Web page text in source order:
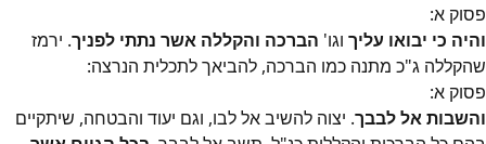
פסוק א:
והיה כי יבואו עליך וגו' הברכה והקללה אשר נתתי לפניך. ירמז
שהקללה ג"כ מתנה כמו הברכה, להביאך לתכלית הנרצה:
פסוק א:
והשבות אל לבבך. יצוה להשיב אל לבו, וגם יעוד והבטחה, שיתקיים